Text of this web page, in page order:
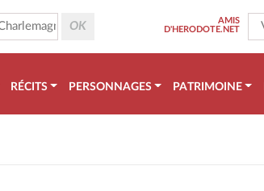
AMIS
D'HERODOTE.NET
RÉCITS PERSONNAGES PATRIMOINE